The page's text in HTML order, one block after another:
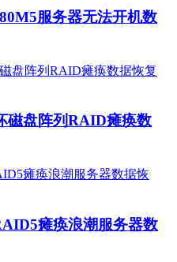
服务器无法开机数
磁盘阵列RAID瘫痪数
瘫痪浪潮服务器数